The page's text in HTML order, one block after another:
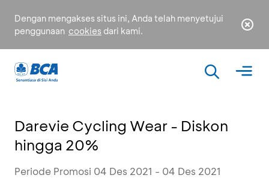
Dengan mengakses situs ini, Anda telah menyetujui
penggunaan cookies dari kami.
Darevie Cycling Wear - Diskon
hingga 20%
Periode Promosi 04 Des 2021 - 04 Des 2021